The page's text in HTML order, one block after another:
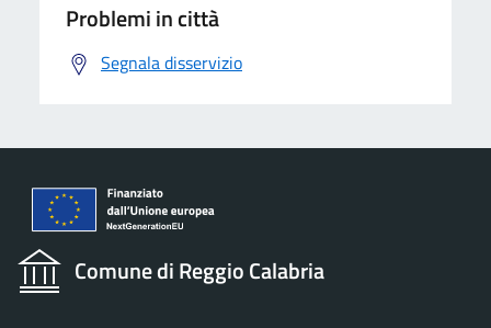
Problemi in città
Segnala disservizio
Comune di Reggio Calabria